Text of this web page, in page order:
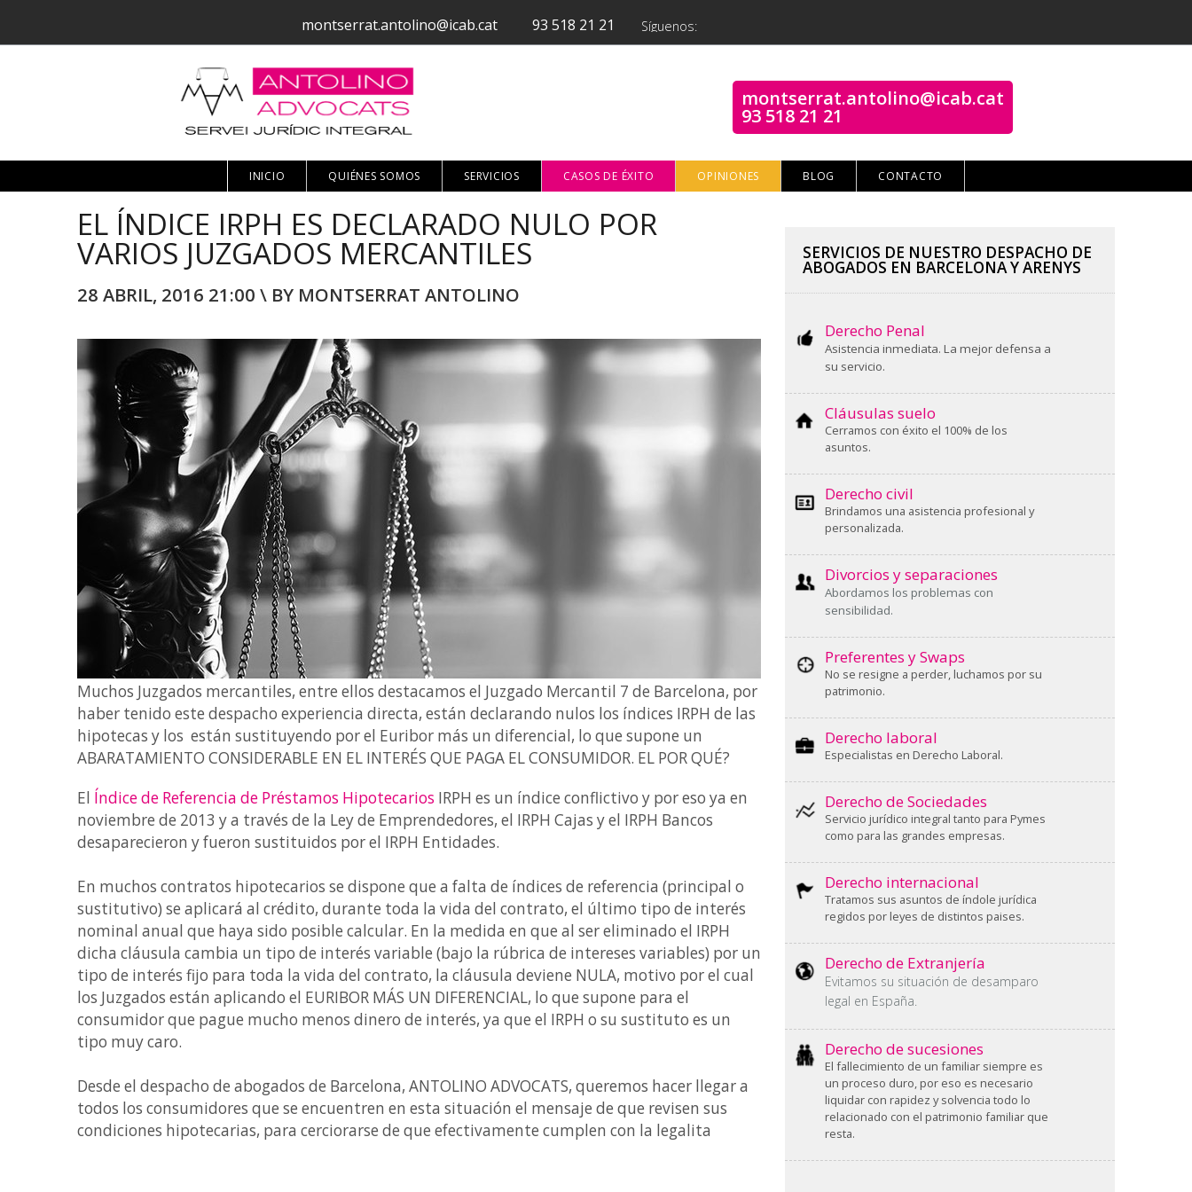
montserrat.antolino@icab.cat 93 518 21 21 Síguenos:
montserrat.antolino@icab.cat
93 518 21 21
INICIO QUIÉNES SOMOS SERVICIOS CASOS DE ÉXITO OPINIONES BLOG CONTACTO
EL ÍNDICE IRPH ES DECLARADO NULO POR
VARIOS JUZGADOS MERCANTILES
28 ABRIL, 2016 21:00 \ BY MONTSERRAT ANTOLINO
Muchos Juzgados mercantiles, entre ellos destacamos el Juzgado Mercantil 7 de Barcelona, por
haber tenido este despacho experiencia directa, están declarando nulos los índices IRPH de las
hipotecas y los están sustituyendo por el Euribor más un diferencial, lo que supone un
ABARATAMIENTO CONSIDERABLE EN EL INTERÉS QUE PAGA EL CONSUMIDOR. EL POR QUÉ?
El Índice de Referencia de Préstamos Hipotecarios IRPH es un índice conflictivo y por eso ya en
noviembre de 2013 y a través de la Ley de Emprendedores, el IRPH Cajas y el IRPH Bancos
desaparecieron y fueron sustituidos por el IRPH Entidades.
En muchos contratos hipotecarios se dispone que a falta de índices de referencia (principal o
sustitutivo) se aplicará al crédito, durante toda la vida del contrato, el último tipo de interés
nominal anual que haya sido posible calcular. En la medida en que al ser eliminado el IRPH
dicha cláusula cambia un tipo de interés variable (bajo la rúbrica de intereses variables) por un
tipo de interés fijo para toda la vida del contrato, la cláusula deviene NULA, motivo por el cual
los Juzgados están aplicando el EURIBOR MÁS UN DIFERENCIAL, lo que supone para el
consumidor que pague mucho menos dinero de interés, ya que el IRPH o su sustituto es un
tipo muy caro.
Desde el despacho de abogados de Barcelona, ANTOLINO ADVOCATS, queremos hacer llegar a
todos los consumidores que se encuentren en esta situación el mensaje de que revisen sus
condiciones hipotecarias, para cerciorarse de que efectivamente cumplen con la legalita
SERVICIOS DE NUESTRO DESPACHO DE
ABOGADOS EN BARCELONA Y ARENYS
Derecho Penal
Asistencia inmediata. La mejor defensa a
su servicio.
Cláusulas suelo
Cerramos con éxito el 100% de los
asuntos.
Derecho civil
Brindamos una asistencia profesional y
personalizada.
Divorcios y separaciones
Abordamos los problemas con
sensibilidad.
Preferentes y Swaps
No se resigne a perder, luchamos por su
patrimonio.
Derecho laboral
Especialistas en Derecho Laboral.
Derecho de Sociedades
Servicio jurídico integral tanto para Pymes
como para las grandes empresas.
Derecho internacional
Tratamos sus asuntos de índole jurídica
regidos por leyes de distintos paises.
Derecho de Extranjería
Evitamos su situación de desamparo
legal en España.
Derecho de sucesiones
El fallecimiento de un familiar siempre es
un proceso duro, por eso es necesario
liquidar con rapidez y solvencia todo lo
relacionado con el patrimonio familiar que
resta.